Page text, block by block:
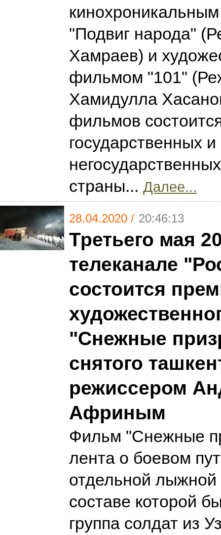
"Подвиг народа"
Хамраев) и
фильмом "101"
Хамидулла
фильмов
государственных и
страны... Далее...
28.04.2020 / 20:46:13
Третьего мая
телеканале
состоится
"Снежные
снятого
режиссером
Африным
Фильм "Снежные
лента о боевом
отдельной лыжной
составе которой
группа солдат из